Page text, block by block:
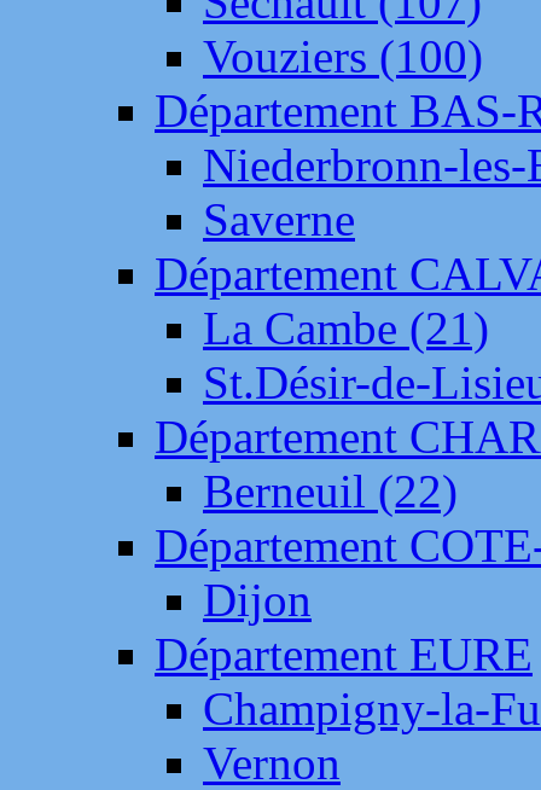
Vouziers (100)
Département BAS-
Niederbronn-
Saverne
Département
La Cambe (21)
St.Désir-de-
Département
Berneuil (22)
Département
Dijon
Département EURE
Champigny-la-
Vernon